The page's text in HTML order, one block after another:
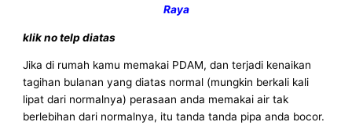
Raya
klik no telp diatas
Jika di rumah kamu memakai PDAM, dan terjadi kenaikan
tagihan bulanan yang diatas normal (mungkin berkali kali
lipat dari normalnya) perasaan anda memakai air tak
berlebihan dari normalnya, itu tanda tanda pipa anda bocor.